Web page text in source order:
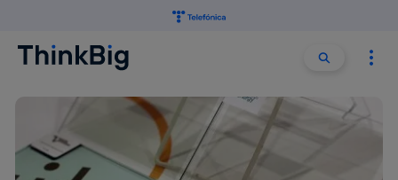
Buscar